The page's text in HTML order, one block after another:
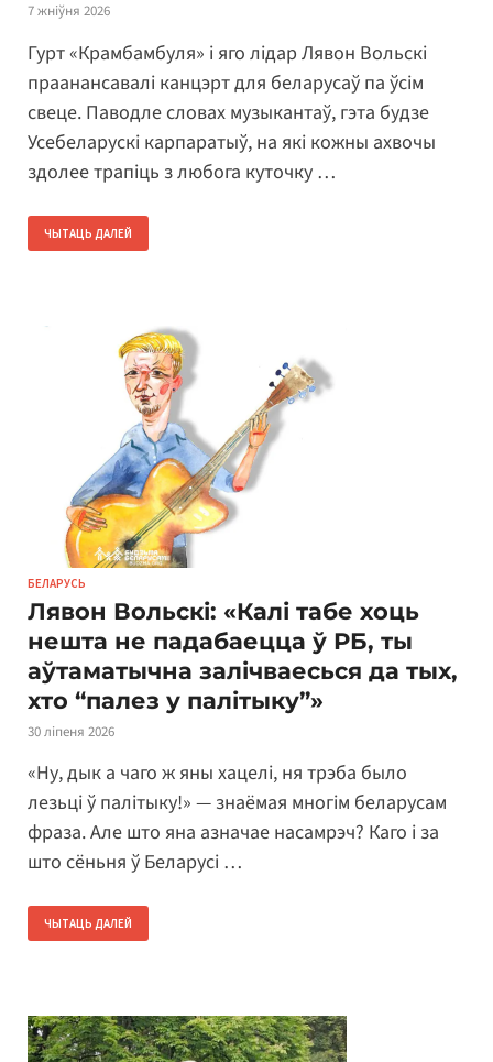
7 жніўня 2026
Гурт «Крамбамбуля» і яго лідар Лявон Вольскі
праанансавалі канцэрт для беларусаў па ўсім
свеце. Паводле словах музыкантаў, гэта будзе
Усебеларускі карпаратыў, на які кожны ахвочы
здолее трапіць з любога куточку …
ЧЫТАЦЬ ДАЛЕЙ
БЕЛАРУСЬ
Лявон Вольскі: «Калі табе хоць
нешта не падабаецца ў РБ, ты
аўтаматычна залічваесься да тых,
хто “палез у палітыку”»
30 ліпеня 2026
«Ну, дык а чаго ж яны хацелі, ня трэба было
лезьці ў палітыку!» — знаёмая многім беларусам
фраза. Але што яна азначае насамрэч? Каго і за
што сёньня ў Беларусі …
ЧЫТАЦЬ ДАЛЕЙ